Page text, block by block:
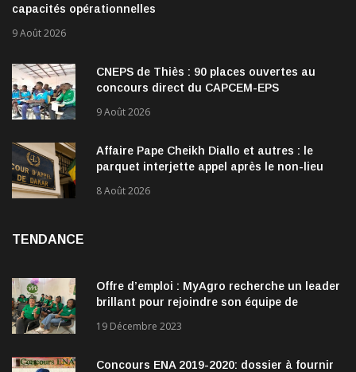
capacités opérationnelles
9 Août 2026
CNEPS de Thiès : 90 places ouvertes au
concours direct du CAPCEM-EPS
9 Août 2026
Affaire Pape Cheikh Diallo et autres : le
parquet interjette appel après le non-lieu
8 Août 2026
TENDANCE
Offre d’emploi : MyAgro recherche un leader
brillant pour rejoindre son équipe de
19 Décembre 2023
Concours ENA 2019-2020: dossier à fournir